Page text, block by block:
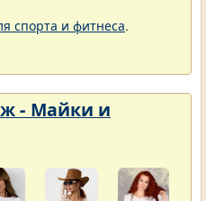
спорта и фитнеса.
- Майки и